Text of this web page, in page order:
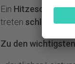
Ein Hitzeschaden
tretenschleichend
Zu den